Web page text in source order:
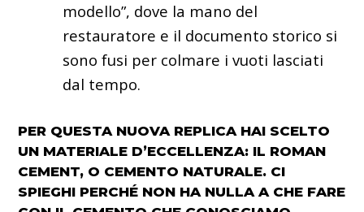
modello”, dove la mano del
restauratore e il documento storico si
sono fusi per colmare i vuoti lasciati
dal tempo.
PER QUESTA NUOVA REPLICA HAI SCELTO
UN MATERIALE D’ECCELLENZA: IL ROMAN
CEMENT, O CEMENTO NATURALE. CI
SPIEGHI PERCHÉ NON HA NULLA A CHE FARE